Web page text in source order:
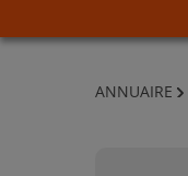
ANNUAIRE